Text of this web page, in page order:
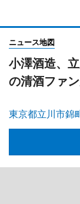
ニュース地図
小澤酒造、
の清酒ファ
東京都立川市錦